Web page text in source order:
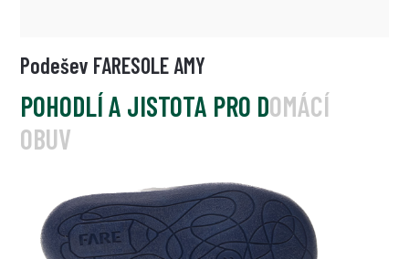
Podešev FARESOLE AMY
POHODLÍ A JISTOTA PRO DOMÁCÍ
OBUV